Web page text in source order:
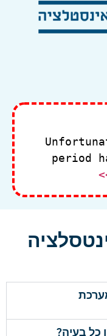
period
כל בעיה?